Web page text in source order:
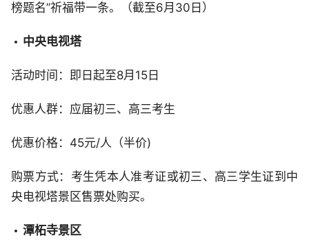
榜题名”祈福带一条。（截至6月30日）
中央电视塔
活动时间：即日起至8月15日
优惠人群：应届初三、高三考生
优惠价格：45元/人（半价)
购票方式：考生凭本人准考证或初三、高三学生证到中
央电视塔景区售票处购买。
潭柘寺景区